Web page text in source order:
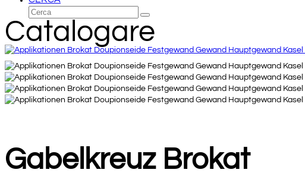
Cerca
Invia
Catalogare
Gabelkreuz Brokat